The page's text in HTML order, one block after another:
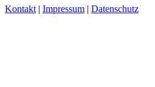
Kontakt | Impressum | Datenschutz